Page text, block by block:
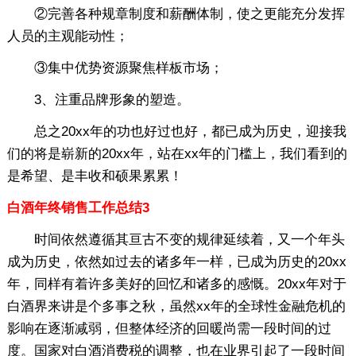
②完善各种规章制度和薪酬体制，使之更能充分发挥
人员的主观能动性；
③集中优势资源聚焦样板市场；
3、注重品牌形象的塑造。
总之20xx年的功也好过也好，都已成为历史，迎接我
们的将是崭新的20xx年，站在xx年的门槛上，我们看到的
是希望、是丰收和硕果累累！
白酒年终销售工作总结3
时间依然遵循其亘古不变的规律延续着，又一个年头
成为历史，依然如过去的诸多年一样，已成为历史的20xx
年，同样有着许多美好的回忆和诸多的感慨。20xx年对于
白酒界来讲是个多事之秋，虽然xx年的全球性金融危机的
影响在逐渐减弱，但整体经济的回暖尚需一段时间的过
度。国家对白酒消费税的调整，也在业界引起了一段时间